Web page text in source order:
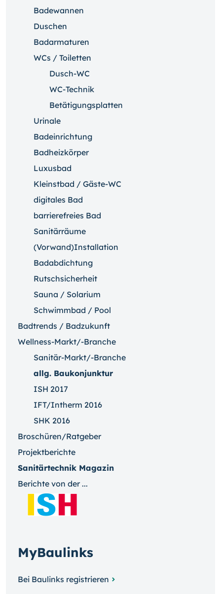
Badewannen
Duschen
Badarmaturen
WCs / Toiletten
Dusch-WC
WC-Technik
Betätigungsplatten
Urinale
Badeinrichtung
Badheizkörper
Luxusbad
Kleinstbad / Gäste-WC
digitales Bad
barrierefreies Bad
Sanitärräume
(Vorwand)Installation
Badabdichtung
Rutschsicherheit
Sauna / Solarium
Schwimmbad / Pool
Badtrends / Badzukunft
Wellness-Markt/-Branche
Sanitär-Markt/-Branche
allg. Baukonjunktur
ISH 2017
IFT/Intherm 2016
SHK 2016
Broschüren/Ratgeber
Projektberichte
Sanitärtechnik Magazin
Berichte von der ...
MyBaulinks
Bei Baulinks registrieren